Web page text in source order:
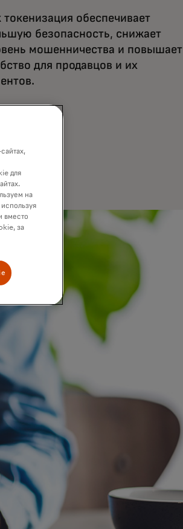
токенизация обеспечивает
безопасность, снижает
мошенничества и повышает
для продавцов и их
для
на
вместо
за